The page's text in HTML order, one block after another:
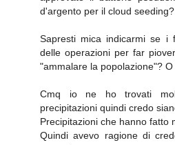
d'argento per il cloud seeding?
Sapresti mica indicarmi se i
delle operazioni per far
"ammalare la popolazione"?
Cmq io ne ho trovati
precipitazioni quindi credo
Precipitazioni che hanno fatto
Quindi avevo ragione di